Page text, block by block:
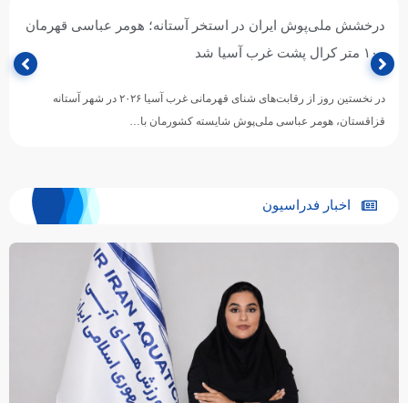
درخشش ملی‌پوش ایران در استخر آستانه؛ هومر عباسی قهرمان
۱۰۰ متر کرال پشت غرب آسیا شد
در نخستین روز از رقابت‌های شنای قهرمانی غرب آسیا ۲۰۲۶ در شهر آستانه
قزاقستان، هومر عباسی ملی‌پوش شایسته کشورمان با…
اخبار فدراسیون